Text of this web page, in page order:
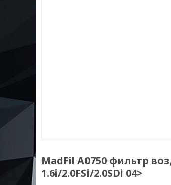
MadFil A0750 фильтр
1.6i/2.0FSi/2.0SDi 04>